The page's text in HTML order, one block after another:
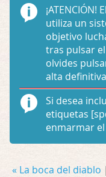
¡ATENCIÓN!
utiliza un
objetivo
tras pulsar
olvides
alta
Si desea
etiquetas
enmarmar
« La boca del diablo |